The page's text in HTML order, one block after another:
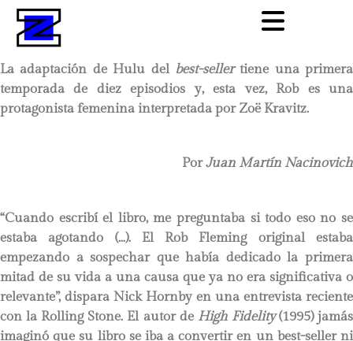
La adaptación de Hulu del best-sellertiene una primera
temporada de diez episodios y, esta vez, Rob es una
protagonista femenina interpretada por Zoë Kravitz.
PorJuan Martín Nacinovich
“Cuando escribí el libro, me preguntaba si todo eso no se
estaba agotando (…). El Rob Fleming original estaba
empezando a sospechar que había dedicado la primera
mitad de su vida a una causa que ya no era significativa o
relevante”, dispara Nick Hornby en una entrevista reciente
con la Rolling Stone. El autor de High Fidelity(1995) jamás
imaginó que su libro se iba a convertir en un best-seller ni